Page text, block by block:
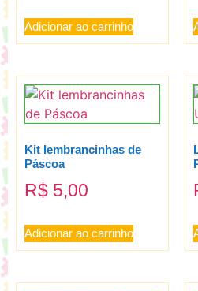
Adicionar ao carrinho
Kit lembrancinhas de
Páscoa
R$ 5,00
Adicionar ao carrinho